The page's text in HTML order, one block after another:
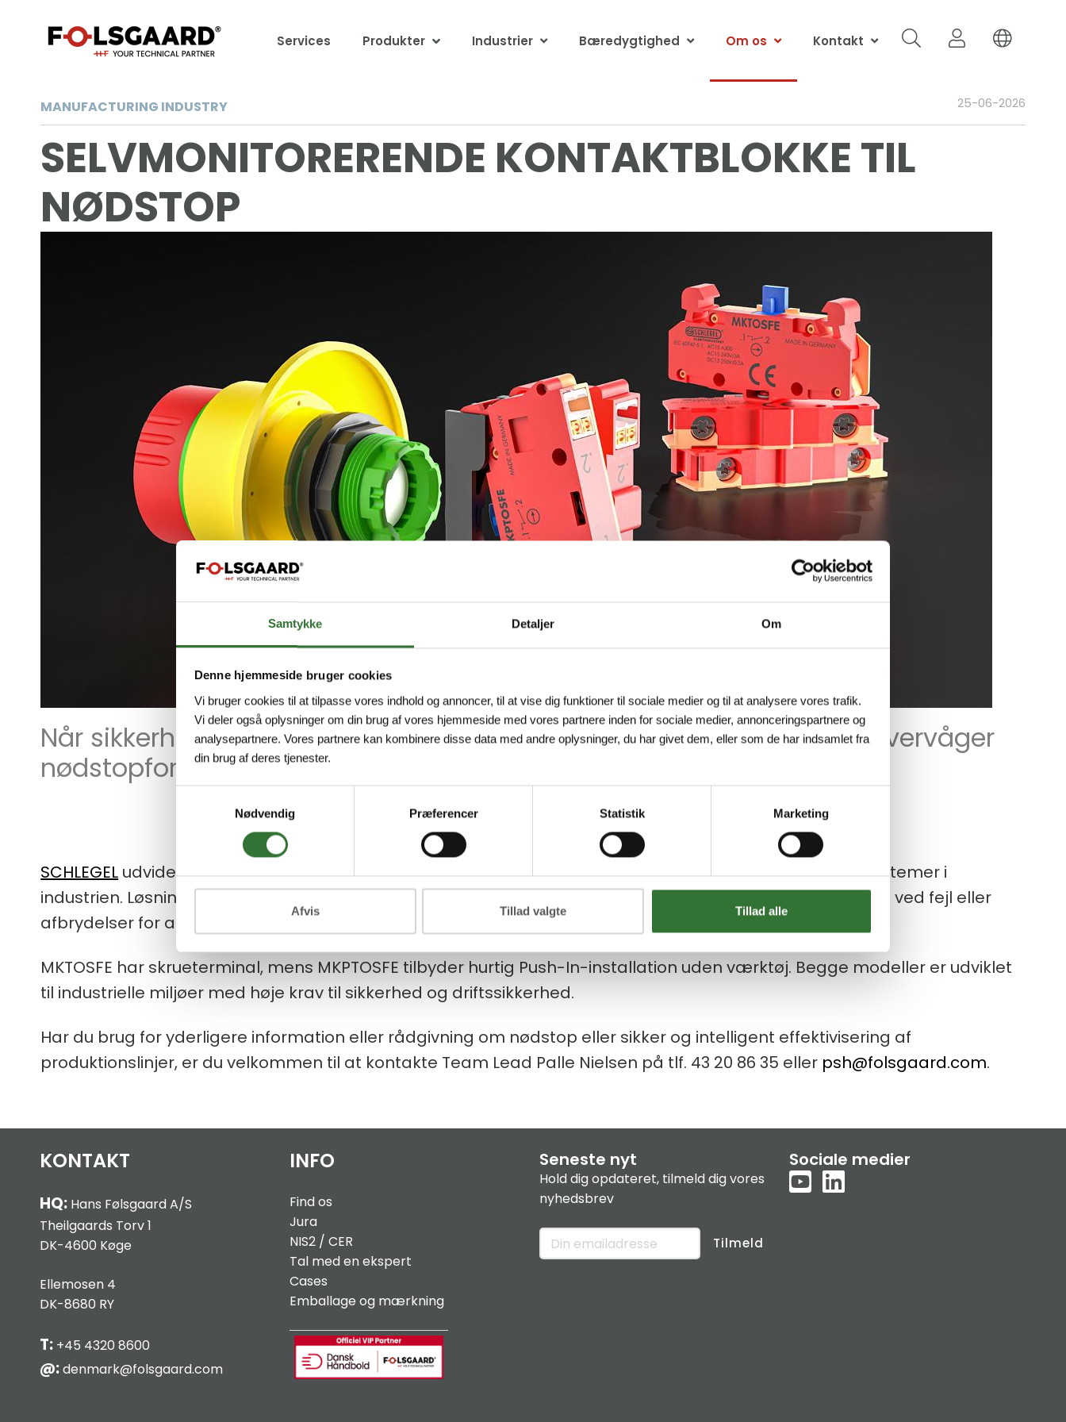
Samtykke Detaljer Om
Denne hjemmeside bruger cookies
Vi bruger cookies til at tilpasse vores indhold og annoncer, til at vise dig funktioner til sociale medier og til at analysere vores trafik.
Vi deler også oplysninger om din brug af vores hjemmeside med vores partnere inden for sociale medier, annonceringspartnere og
analysepartnere. Vores partnere kan kombinere disse data med andre oplysninger, du har givet dem, eller som de har indsamlet fra
din brug af deres tjenester.
Nødvendig
Præferencer Statistik Marketing
Afvis Tillad valgte Tillad alle
Services Produkter Industrier Bæredygtighed Om os Kontakt
MANUFACTURING INDUSTRY 25-06-2026
SELVMONITORERENDE KONTAKTBLOKKE TIL
NØDSTOP
Når sikkerheden svigter, reagerer systemet selv. Nye kontaktblokke overvåger
nødstopforbindelsen døgnet rundt.
SCHLEGEL udviderMK/MKP-serienmed de nye kontaktblokke med integreret fejlfrakobling til nødstopssystemer i
industrien. Løsningerne overvåger forbindelsen mellem nødstop og kontaktblok og sikrer automatisk stop ved fejl eller
afbrydelser for at beskytte både mennesker og maskiner.
MKTOSFE har skrueterminal, mens MKPTOSFE tilbyder hurtig Push-In-installation uden værktøj. Begge modeller er udviklet
til industrielle miljøer med høje krav til sikkerhed og driftssikkerhed.
Har du brug for yderligere information eller rådgivning om nødstop eller sikker og intelligent effektivisering af
produktionslinjer, er du velkommen til at kontakte Team Lead Palle Nielsen på tlf. 43 20 86 35 eller psh@folsgaard.com.
KONTAKT
HQ:Hans Følsgaard A/S
Theilgaards Torv 1
DK-4600 Køge
Ellemosen 4
DK-8680 RY
T:+45 4320 8600
@:denmark@folsgaard.com
INFO
Find os
Jura
NIS2 / CER
Tal med en ekspert
Cases
Emballage og mærkning
Seneste nyt
Hold dig opdateret, tilmeld dig vores
nyhedsbrev
Tilmeld
Sociale medier